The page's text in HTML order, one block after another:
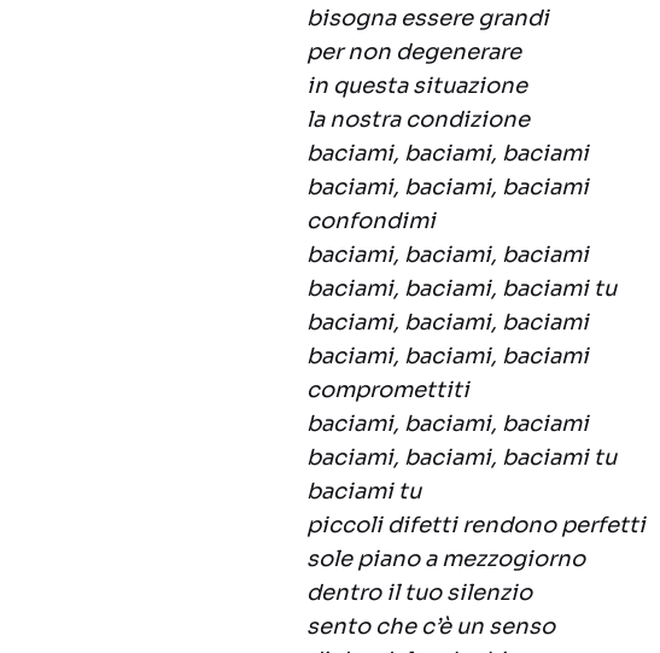
bisogna essere grandi
per non degenerare
in questa situazione
la nostra condizione
baciami, baciami, baciami
baciami, baciami, baciami
confondimi
baciami, baciami, baciami
baciami, baciami, baciami tu
baciami, baciami, baciami
baciami, baciami, baciami
compromettiti
baciami, baciami, baciami
baciami, baciami, baciami tu
baciami tu
piccoli difetti rendono perfetti
sole piano a mezzogiorno
dentro il tuo silenzio
sento che c’è un senso